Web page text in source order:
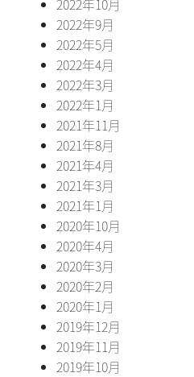
2022年9月
2022年5月
2022年4月
2022年3月
2022年1月
2021年11月
2021年8月
2021年4月
2021年3月
2021年1月
2020年10月
2020年4月
2020年3月
2020年2月
2020年1月
2019年12月
2019年11月
2019年10月